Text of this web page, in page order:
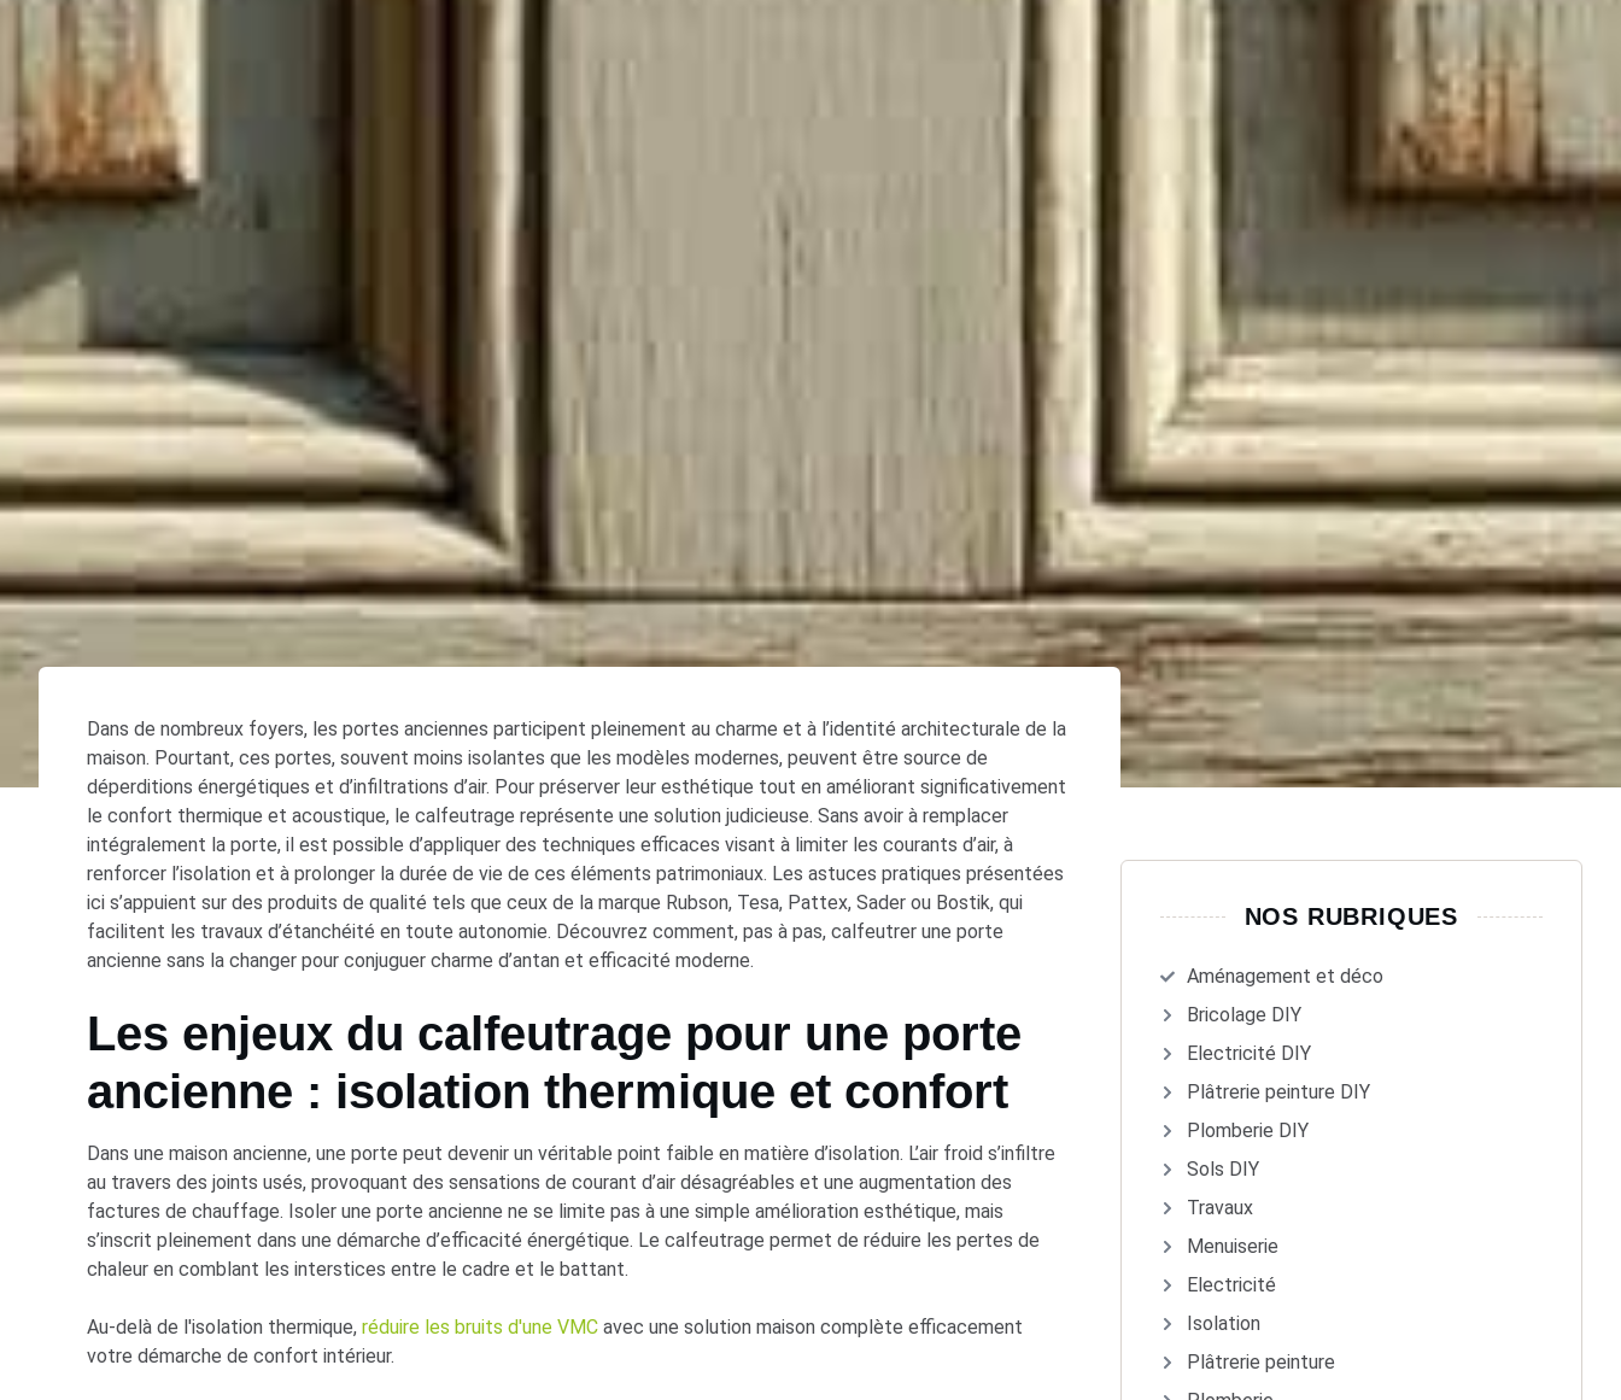
Dans de nombreux foyers, les portes anciennes participent pleinement au charme et à l’identité architecturale de la
maison. Pourtant, ces portes, souvent moins isolantes que les modèles modernes, peuvent être source de
déperditions énergétiques et d’infiltrations d’air. Pour préserver leur esthétique tout en améliorant significativement
le confort thermique et acoustique, le calfeutrage représente une solution judicieuse. Sans avoir à remplacer
intégralement la porte, il est possible d’appliquer des techniques efficaces visant à limiter les courants d’air, à
renforcer l’isolation et à prolonger la durée de vie de ces éléments patrimoniaux. Les astuces pratiques présentées
ici s’appuient sur des produits de qualité tels que ceux de la marque Rubson, Tesa, Pattex, Sader ou Bostik, qui
facilitent les travaux d’étanchéité en toute autonomie. Découvrez comment, pas à pas, calfeutrer une porte
ancienne sans la changer pour conjuguer charme d’antan et efficacité moderne.
Les enjeux du calfeutrage pour une porte
ancienne : isolation thermique et confort
Dans une maison ancienne, une porte peut devenir un véritable point faible en matière d’isolation. L’air froid s’infiltre
au travers des joints usés, provoquant des sensations de courant d’air désagréables et une augmentation des
factures de chauffage. Isoler une porte ancienne ne se limite pas à une simple amélioration esthétique, mais
s’inscrit pleinement dans une démarche d’efficacité énergétique. Le calfeutrage permet de réduire les pertes de
chaleur en comblant les interstices entre le cadre et le battant.
Au-delà de l'isolation thermique, réduire les bruits d'une VMC avec une solution maison complète efficacement
votre démarche de confort intérieur.
NOS RUBRIQUES
Aménagement et déco
Bricolage DIY
Electricité DIY
Plâtrerie peinture DIY
Plomberie DIY
Sols DIY
Travaux
Menuiserie
Electricité
Isolation
Plâtrerie peinture